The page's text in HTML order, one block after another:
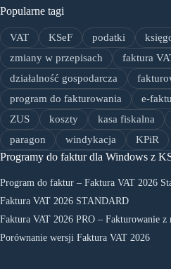
Popularne tagi
VAT KSeF podatki
zmiany w przepisach
faktura
działalność gospodarcza
program do fakturowania
e-
ZUS
koszty kasa fiskalna
paragon
windykacja KPiR
Programy do faktur dla Windows z
Program do faktur – Faktura VAT 2026
Faktura VAT 2026 STANDARD
Faktura VAT 2026 PRO – Fakturowanie z
Porównanie wersji Faktura VAT 2026